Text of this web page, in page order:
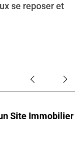
se reposer et
Site Immobilier